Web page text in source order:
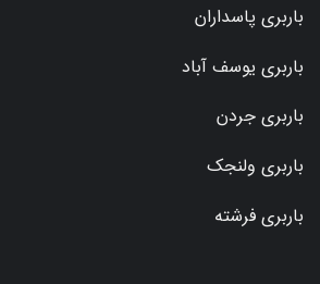
باربری پاسداران
باربری یوسف آباد
باربری جردن
باربری ولنجک
باربری فرشته